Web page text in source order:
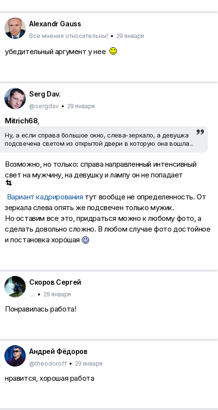
Alexandr Gauss
Все мнения относительны! • 29 января
убедительный аргумент у нее
Serg Dav.
@sergdav • 29 января
Mitrich68,
Ну, а если справа большое окно, слева-зеркало, а девушка
подсвечена светом из открытой двери в которую она вошла...
Возможно, но только: справа направленный интенсивный
свет на мужчину, на девушку и лампу он не попадает
Вариант кадрирования тут вообще не определенность. От
зеркала слева опять же подсвечен только мужик.
Но оставим все это, придраться можно к любому фото, а
сделать довольно сложно. В любом случае фото достойное
и постановка хорошая
Скоров Сергей
.... • 29 января
Понравилась работа!
Андрей Фёдоров
@theodoroff • 29 января
нравится, хорошая работа